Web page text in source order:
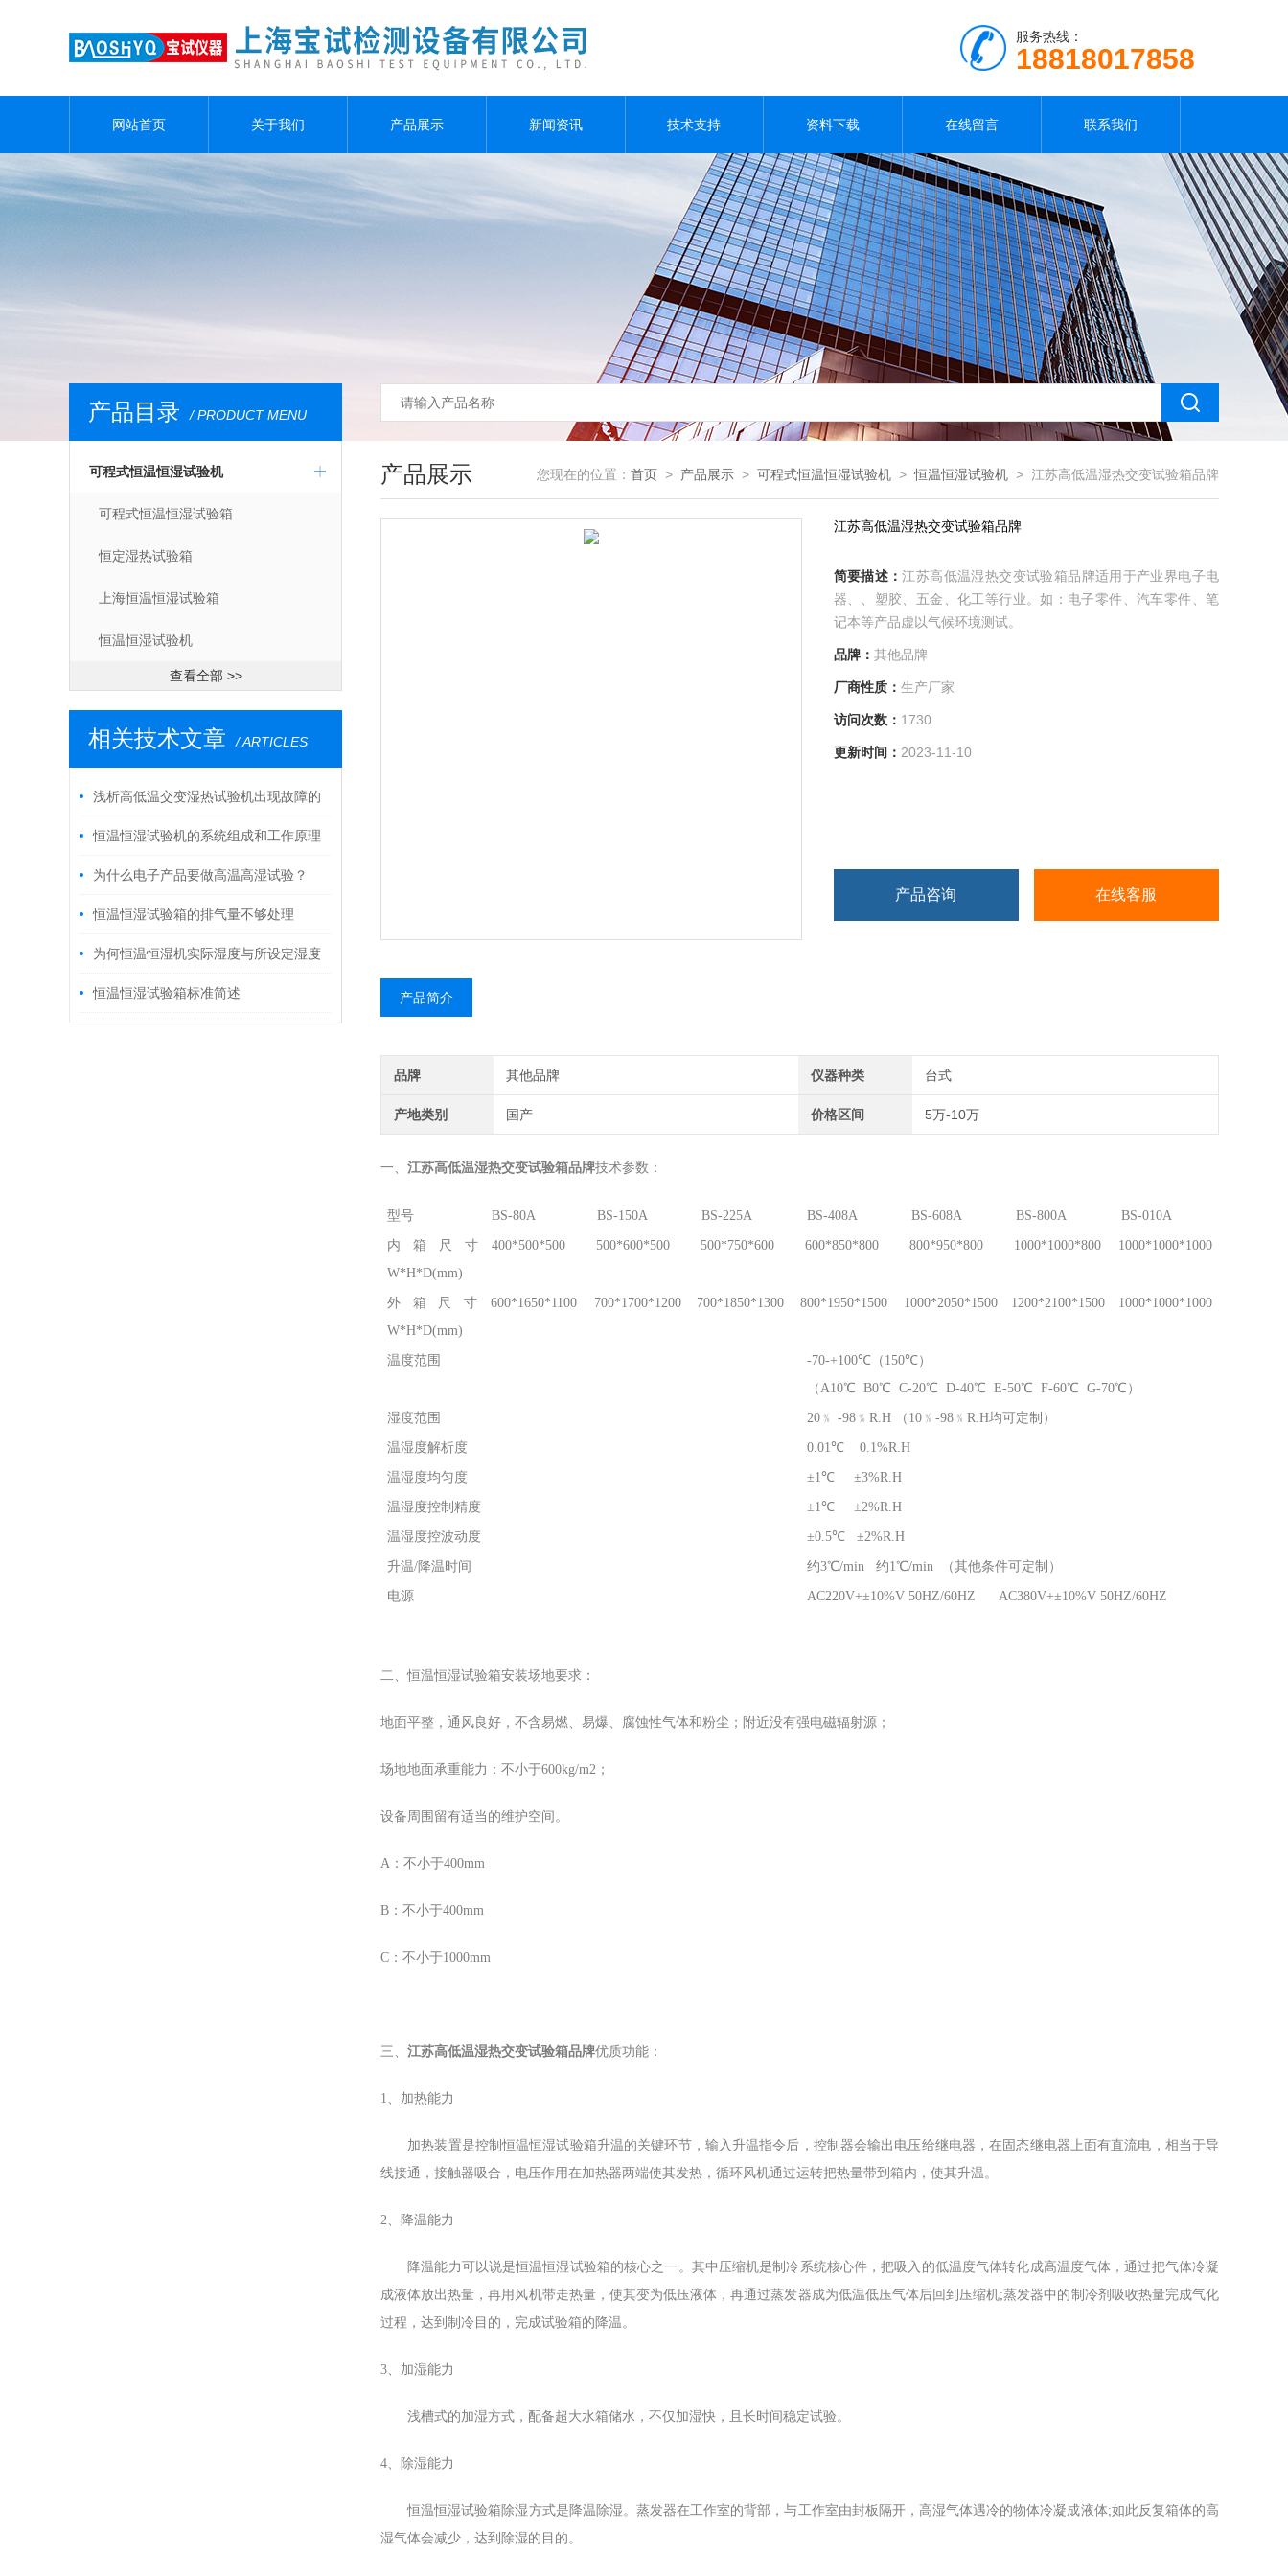
服务热线：
18818017858
网站首页 关于我们 产品展示 新闻资讯 技术支持 资料下载 在线留言 联系我们
产品目录 / PRODUCT MENU
可程式恒温恒湿试验机
可程式恒温恒湿试验箱
恒定湿热试验箱
上海恒温恒湿试验箱
恒温恒湿试验机
查看全部 >>
相关技术文章 / ARTICLES
浅析高低温交变湿热试验机出现故障的
解决方法
恒温恒湿试验机的系统组成和工作原理
是怎样的？
为什么电子产品要做高温高湿试验？
恒温恒湿试验箱的排气量不够处理
为何恒温恒湿机实际湿度与所设定湿度
有偏差
恒温恒湿试验箱标准简述
产品展示 您现在的位置： 首页 > 产品展示 > 可程式恒温恒湿试验机 >恒温恒湿试验机 > 江苏高低温湿热交变试验箱品牌
江苏高低温湿热交变试验箱品牌
简要描述：江苏高低温湿热交变试验箱品牌适用于产业界电子电
器、、塑胶、五金、化工等行业。如：电子零件、汽车零件、笔
记本等产品虚以气候环境测试。
品牌： 其他品牌
厂商性质： 生产厂家
访问次数： 1730
更新时间： 2023-11-10
产品咨询 在线客服
产品简介
品牌 其他品牌 仪器种类 台式
产地类别 国产 价格区间 5万-10万
一、 江苏高低温湿热交变试验箱品牌技术参数：
型号 BS-80A BS-150A BS-225A BS-408A BS-608A BS-800A BS-010A
内箱尺寸
W*H*D(mm)
400*500*500 500*600*500 500*750*600 600*850*800 800*950*800 1000*1000*800 1000*1000*1000
外箱尺寸
W*H*D(mm)
600*1650*1100 700*1700*1200 700*1850*1300 800*1950*1500 1000*2050*1500 1200*2100*1500 1000*1000*1000
温度范围
-70-+100℃（150℃）
（A10℃ B0℃ C-20℃ D-40℃ E-50℃ F-60℃ G-70℃）
湿度范围 20﹪ -98﹪R.H （10﹪-98﹪R.H均可定制）
温湿度解析度 0.01℃ 0.1%R.H
温湿度均匀度 ±1℃ ±3%R.H
温湿度控制精度 ±1℃ ±2%R.H
温湿度控波动度 ±0.5℃ ±2%R.H
升温/降温时间 约3℃/min 约1℃/min （其他条件可定制）
电源 AC220V+±10%V 50HZ/60HZ AC380V+±10%V 50HZ/60HZ
二、恒温恒湿试验箱安装场地要求：
地面平整，通风良好，不含易燃、易爆、腐蚀性气体和粉尘；附近没有强电磁辐射源；
场地地面承重能力：不小于600kg/m2；
设备周围留有适当的维护空间。
A：不小于400mm
B：不小于400mm
C：不小于1000mm
三、 江苏高低温湿热交变试验箱品牌优质功能：
1、加热能力
加热装置是控制恒温恒湿试验箱升温的关键环节，输入升温指令后，控制器会输出电压给继电器，在固态继电器上面有直流电，相当于导
线接通，接触器吸合，电压作用在加热器两端使其发热，循环风机通过运转把热量带到箱内，使其升温。
2、降温能力
降温能力可以说是恒温恒湿试验箱的核心之一。其中压缩机是制冷系统核心件，把吸入的低温度气体转化成高温度气体，通过把气体冷凝
成液体放出热量，再用风机带走热量，使其变为低压液体，再通过蒸发器成为低温低压气体后回到压缩机;蒸发器中的制冷剂吸收热量完成气化
过程，达到制冷目的，完成试验箱的降温。
3、加湿能力
浅槽式的加湿方式，配备超大水箱储水，不仅加湿快，且长时间稳定试验。
4、除湿能力
恒温恒湿试验箱除湿方式是降温除湿。蒸发器在工作室的背部，与工作室由封板隔开，高湿气体遇冷的物体冷凝成液体;如此反复箱体的高
湿气体会减少，达到除湿的目的。